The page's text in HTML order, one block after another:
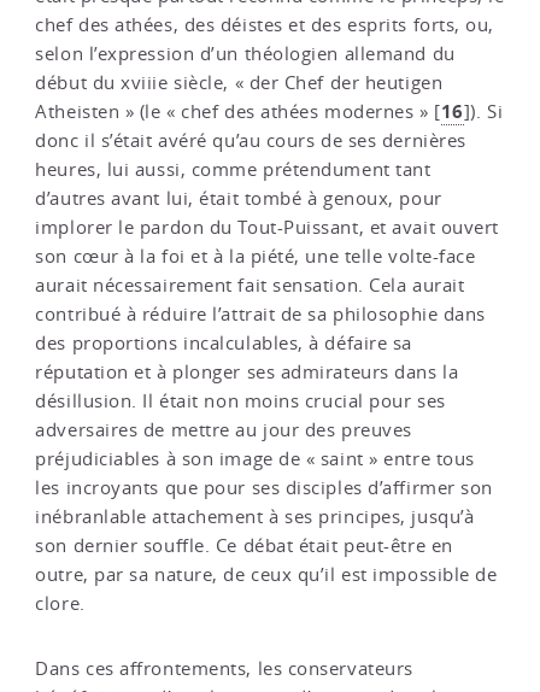
chef des athées, des déistes et des esprits forts, ou,
selon l’expression d’un théologien allemand du
début du xviiie siècle, « der Chef der heutigen
Atheisten » (le « chef des athées modernes » [16]). Si
donc il s’était avéré qu’au cours de ses dernières
heures, lui aussi, comme prétendument tant
d’autres avant lui, était tombé à genoux, pour
implorer le pardon du Tout-Puissant, et avait ouvert
son cœur à la foi et à la piété, une telle volte-face
aurait nécessairement fait sensation. Cela aurait
contribué à réduire l’attrait de sa philosophie dans
des proportions incalculables, à défaire sa
réputation et à plonger ses admirateurs dans la
désillusion. Il était non moins crucial pour ses
adversaires de mettre au jour des preuves
préjudiciables à son image de « saint » entre tous
les incroyants que pour ses disciples d’affirmer son
inébranlable attachement à ses principes, jusqu’à
son dernier souffle. Ce débat était peut-être en
outre, par sa nature, de ceux qu’il est impossible de
clore.
Dans ces affrontements, les conservateurs